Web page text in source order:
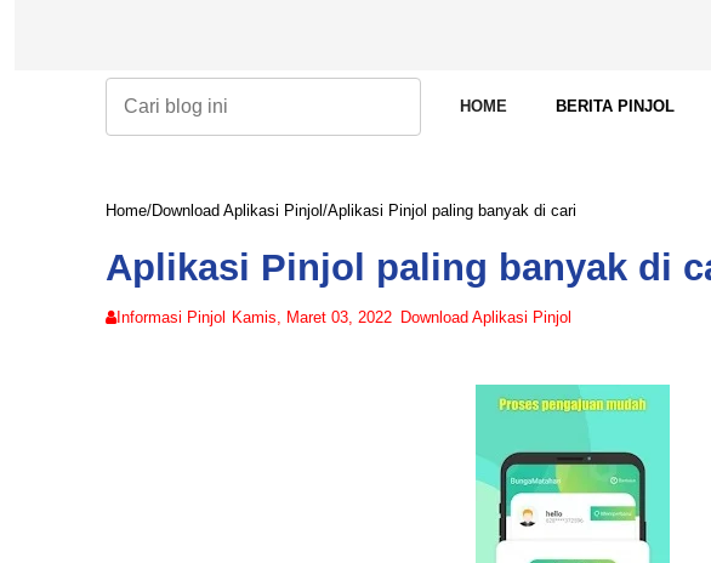
HOME BERITA PINJOL
Home/Download Aplikasi Pinjol /Aplikasi Pinjol paling banyak di cari
Aplikasi Pinjol paling banyak di
Informasi Pinjol Kamis, Maret 03, 2022 Download Aplikasi Pinjol